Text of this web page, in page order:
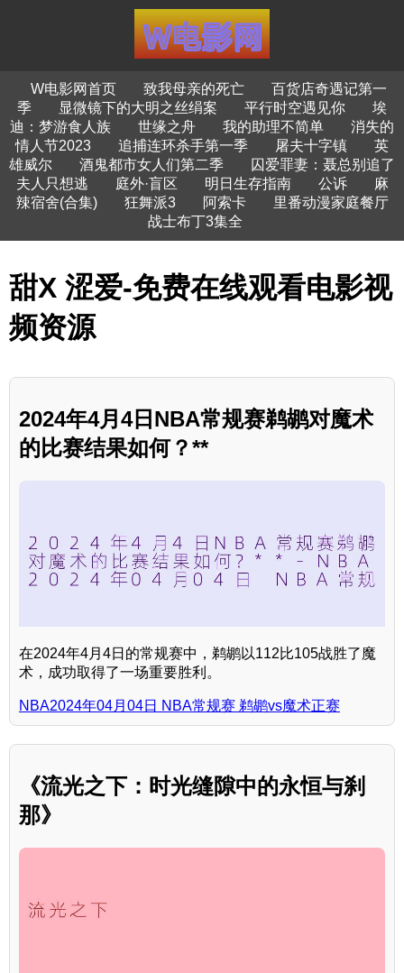
W电影网首页 致我母亲的死亡
百货店奇遇记第一
季
显微镜下的大明之丝绢案 平行时空遇见你
埃
迪：梦游食人族
世缘之舟 我的助理不简单
消失的
情人节2023
追捕连环杀手第一季 屠夫十字镇
英
雄威尔
酒鬼都市女人们第二季
囚爱罪妻：聂总别追了
夫人只想逃
庭外·盲区 明日生存指南 公诉
麻
辣宿舍(合集)
狂舞派3 阿索卡
里番动漫家庭餐厅
战士布丁3集全
甜X 涩爱-免费在线观看电影视
频资源
2024年4月4日NBA常规赛鹈鹕对魔术
的比赛结果如何？**
在2024年4月4日的常规赛中，鹈鹕以112比105战胜了魔
术，成功取得了一场重要胜利。
NBA2024年04月04日 NBA常规赛 鹈鹕vs魔术正赛
《流光之下：时光缝隙中的永恒与刹
那》